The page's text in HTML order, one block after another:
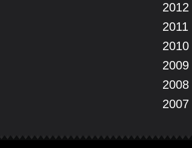
2012
2011
2010
2009
2008
2007